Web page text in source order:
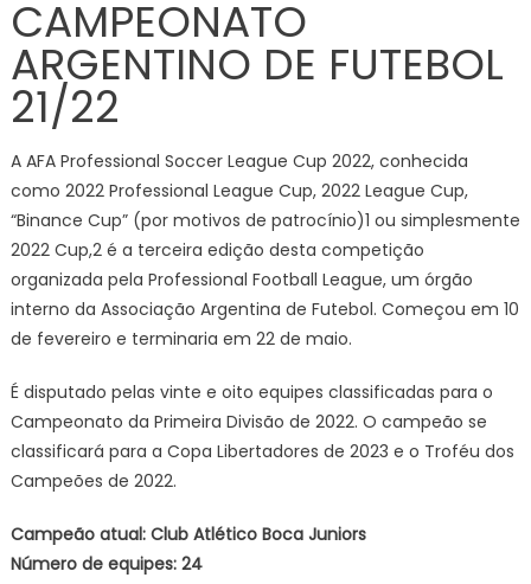
CAMPEONATO
ARGENTINO DE FUTEBOL
21/22
A AFA Professional Soccer League Cup 2022, conhecida
como 2022 Professional League Cup, 2022 League Cup,
“Binance Cup” (por motivos de patrocínio)1 ou simplesmente
2022 Cup,2 é a terceira edição desta competição
organizada pela Professional Football League, um órgão
interno da Associação Argentina de Futebol. Começou em 10
de fevereiro e terminaria em 22 de maio.
É disputado pelas vinte e oito equipes classificadas para o
Campeonato da Primeira Divisão de 2022. O campeão se
classificará para a Copa Libertadores de 2023 e o Troféu dos
Campeões de 2022.
Campeão atual: Club Atlético Boca Juniors
Número de equipes: 24